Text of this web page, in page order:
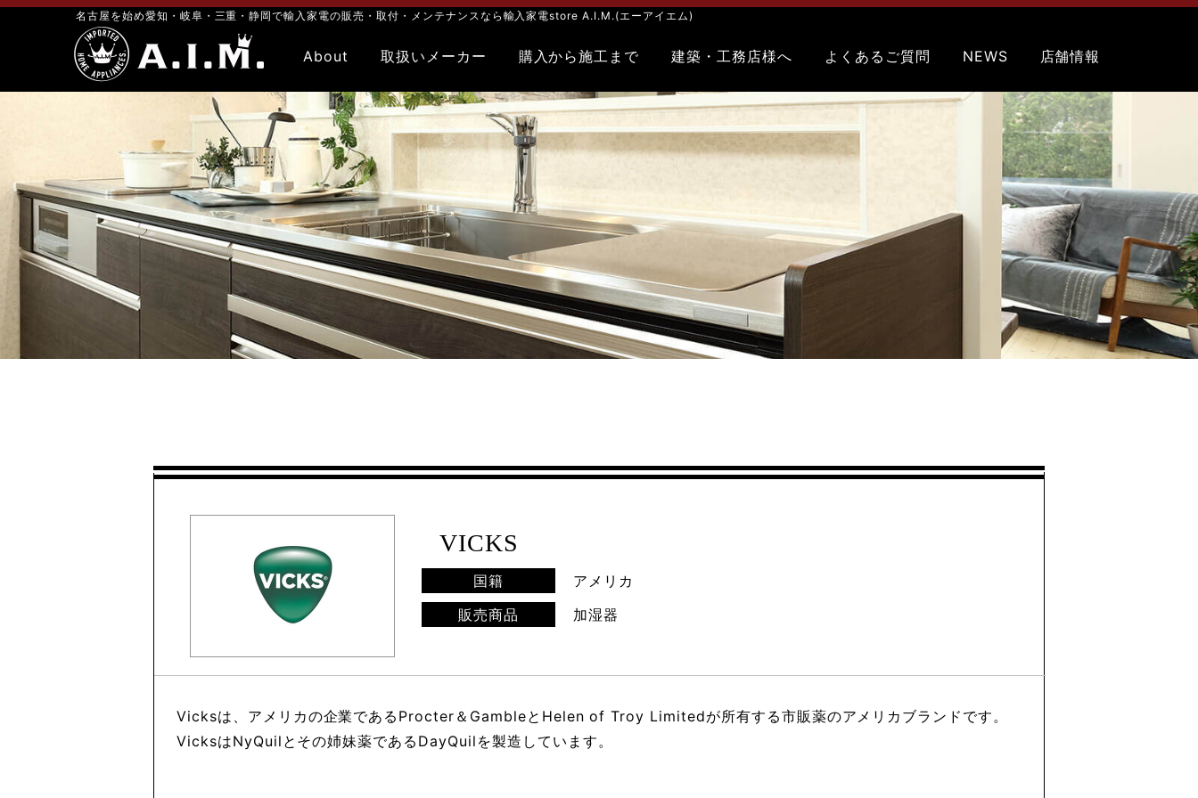
名古屋を始め愛知・岐阜・三重・静岡で輸入家電の販売・取付・メンテナンスなら輸入家電store A.I.M.(エーアイエム)
About 取扱いメーカー 購入から施工まで 建築・工務店様へ よくあるご質問 NEWS 店舗情報
VICKS
国籍
アメリカ
販売商品
加湿器
Vicksは、アメリカの企業であるProcter＆GambleとHelen of Troy Limitedが所有する市販薬のアメリカブランドです。
VicksはNyQuilとその姉妹薬であるDayQuilを製造しています。